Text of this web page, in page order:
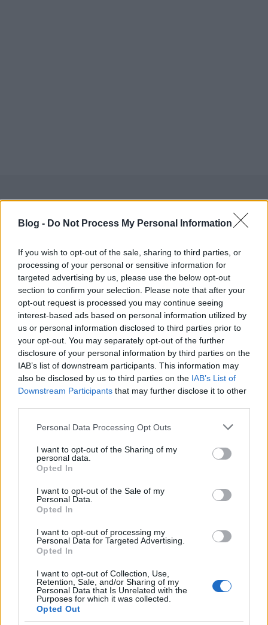
Blog - Do Not Process My Personal Information
If you wish to opt-out of the sale, sharing to third parties, or
processing of your personal or sensitive information for
targeted advertising by us, please use the below opt-out
section to confirm your selection. Please note that after your
opt-out request is processed you may continue seeing
interest-based ads based on personal information utilized by
us or personal information disclosed to third parties prior to
your opt-out. You may separately opt-out of the further
disclosure of your personal information by third parties on the
IAB’s list of downstream participants. This information may
also be disclosed by us to third parties on the IAB’s List of
Downstream Participants that may further disclose it to other
Please note that this website/app uses one or more Google
not limited to your visit or usage behaviour. You may click to
grant or deny consent to Google and its third-party tags to
use your data for below specified purposes in below Google
consent section.
Personal Data Processing Opt Outs
I want to opt-out of the Sharing of my
personal data.
Opted In
I want to opt-out of the Sale of my
Personal Data.
Opted In
I want to opt-out of processing my
Personal Data for Targeted Advertising.
Opted In
I want to opt-out of Collection, Use,
Retention, Sale, and/or Sharing of my
Personal Data that Is Unrelated with the
Purposes for which it was collected.
Opted Out
Címkék: sport rajzfilm hoki
Ajánlott bejegyzések:
Putyin, Medvegyev és az orosz
tudatlanság fátyla
Hodorkovszkij a szabadság szimbóluma
Russian Lessons: haladóknak. Andrej
Nyekraszov, Olga Konszkaja
Szétszakadt a tandem
Az emlékezetpolitikai csomó kioldása: a
György-szalag